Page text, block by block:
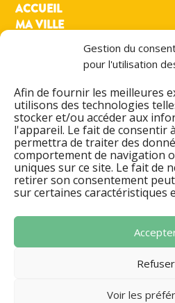
Gestion du
pour l'utilisation
Afin de fournir les meilleures
utilisons des technologies
stocker et/ou accéder aux
l'appareil. Le fait de consentir
permettra de traiter des
comportement de navigation
uniques sur ce site. Le fait de
retirer son consentement
sur certaines caractéristiques
Refuser
Voir les
ACCUEIL
MA VILLE
ACTIONS & PROJETS
DÉMARCHES
ESPACE FAMILLE
AGENDA CULTUREL
ANNUAIRES & CONTACT
MENTIONS LÉGALES
SIGNALER UN